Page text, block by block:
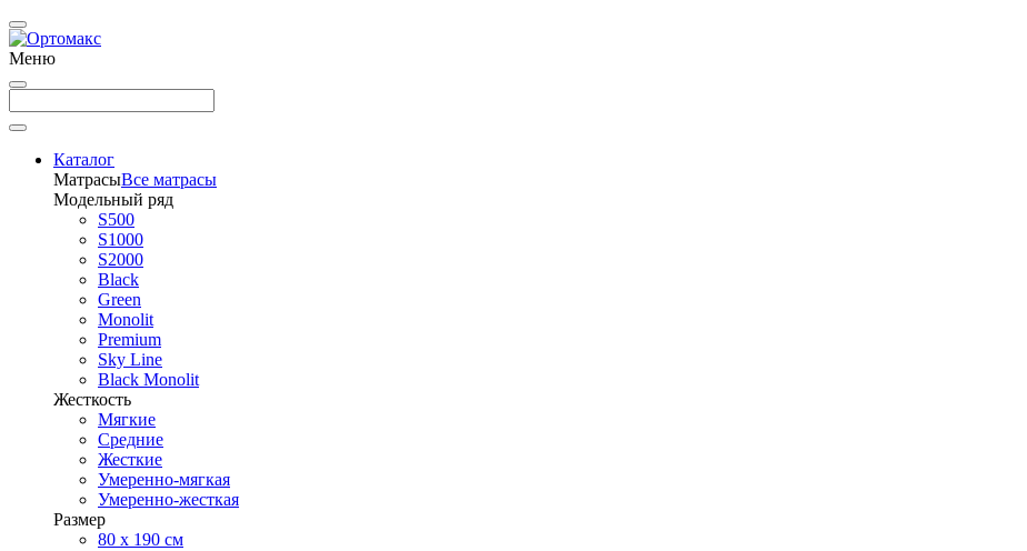
Меню
Каталог
МатрасыВсе матрасы
Модельный ряд
S500
S1000
S2000
Black
Green
Monolit
Premium
Sky Line
Black Monolit
Жесткость
Мягкие
Средние
Жесткие
Умеренно-мягкая
Умеренно-жесткая
Размер
80 х 190 см